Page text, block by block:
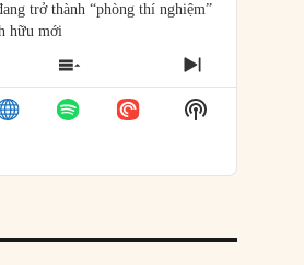
trở thành “phòng thí nghiệm”
hữu mới
Quốc phủ nhận cuộc gặp với
Nhật Bản?
SHOW
EPISODES
LIST
NEXT
EPISODE
Show
Podcast